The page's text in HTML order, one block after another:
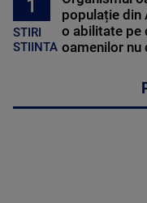
1
STIRI
STIINTA
populație din
o abilitate pe
oamenilor nu